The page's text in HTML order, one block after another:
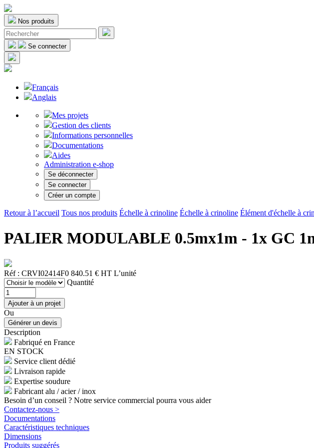
Nos produits
Se connecter
Français
Anglais
Mes projets
Gestion des clients
Informations personnelles
Documentations
Aides
Administration e-shop
Se déconnecter
Se connecter
Créer un compte
Retour à l’accueil Tous nos produits Échelle à crinoline Échelle à crinoline Élément d'échelle à
PALIER MODULABLE 0.5mx1m - 1x GC
Réf : CRVI02414F0 840.51 € HT L’unité
Quantité
Ou
Description
Fabriqué en France
EN STOCK
Service client dédié
Livraison rapide
Expertise soudure
Fabricant alu / acier / inox
Besoin d’un conseil ? Notre service commercial pourra vous aider
Contactez-nous >
Documentations
Caractéristiques techniques
Dimensions
Produits suggérés